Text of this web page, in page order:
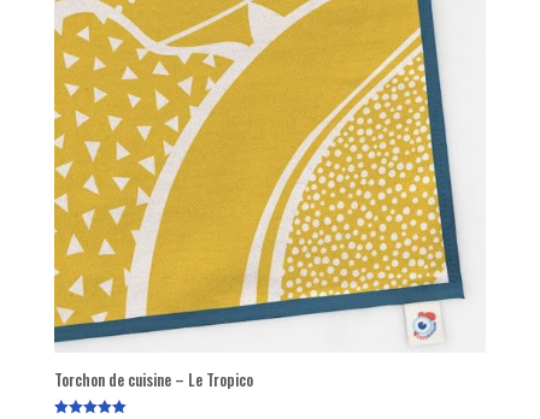
Torchon de cuisine – Le Tropico